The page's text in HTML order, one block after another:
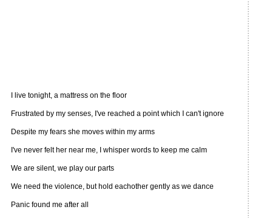
I live tonight, a mattress on the floor
Frustrated by my senses, I've reached a point which I can't ignore
Despite my fears she moves within my arms
I've never felt her near me, I whisper words to keep me calm
We are silent, we play our parts
We need the violence, but hold eachother gently as we dance
Panic found me after all